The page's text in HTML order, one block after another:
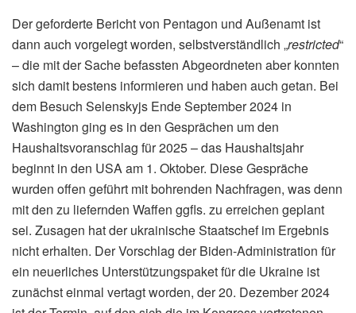
Der geforderte Bericht von Pentagon und Außenamt ist
dann auch vorgelegt worden, selbstverständlich „restricted“
– die mit der Sache befassten Abgeordneten aber konnten
sich damit bestens informieren und haben auch getan. Bei
dem Besuch Selenskyjs Ende September 2024 in
Washington ging es in den Gesprächen um den
Haushaltsvoranschlag für 2025 – das Haushaltsjahr
beginnt in den USA am 1. Oktober. Diese Gespräche
wurden offen geführt mit bohrenden Nachfragen, was denn
mit den zu liefernden Waffen ggfls. zu erreichen geplant
sei. Zusagen hat der ukrainische Staatschef im Ergebnis
nicht erhalten. Der Vorschlag der Biden-Administration für
ein neuerliches Unterstützungspaket für die Ukraine ist
zunächst einmal vertagt worden, der 20. Dezember 2024